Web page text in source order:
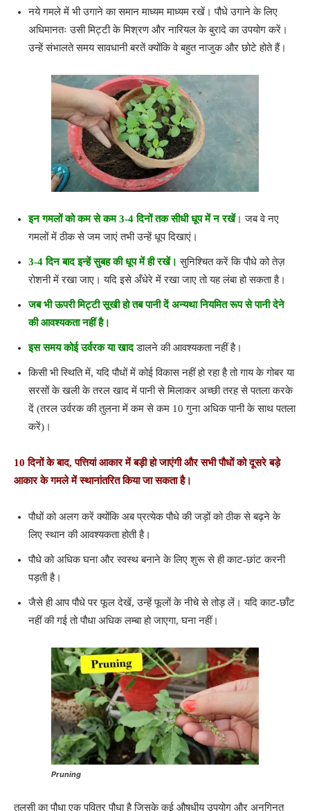
नये गमले में भी उगाने का समान माध्यम माध्यम रखें। पौधे उगाने के लिए
अधिमानतः उसी मिट्टी के मिश्रण और नारियल के बुरादे का उपयोग करें।
उन्हें संभालते समय सावधानी बरतें क्योंकि वे बहुत नाजुक और छोटे होते हैं।
इन गमलों को कम से कम 3-4 दिनों तक सीधी धूप में न रखें। जब वे नए
गमलों में ठीक से जम जाएं तभी उन्हें धूप दिखाएं।
3-4 दिन बाद इन्हें सुबह की धूप में ही रखें। सुनिश्चित करें कि पौधे को तेज़
रोशनी में रखा जाए। यदि इसे अँधेरे में रखा जाए तो यह लंबा हो सकता है।
जब भी ऊपरी मिट्टी सूखी हो तब पानी दें अन्यथा नियमित रूप से पानी देने
की आवश्यकता नहीं है।
इस समय कोई उर्वरक या खाद डालने की आवश्यकता नहीं है।
किसी भी स्थिति में, यदि पौधों में कोई विकास नहीं हो रहा है तो गाय के गोबर या
सरसों के खली के तरल खाद में पानी से मिलाकर अच्छी तरह से पतला करके
दें (तरल उर्वरक की तुलना में कम से कम 10 गुना अधिक पानी के साथ पतला
करें)।
10दिनों के बाद,पत्तियां आकार में बड़ी हो जाएंगी और सभी पौधों को दूसरे बड़े
आकार के गमले में स्थानांतरित किया जा सकता है।
पौधों को अलग करें क्योंकि अब प्रत्येक पौधे की जड़ों को ठीक से बढ़ने के
लिए स्थान की आवश्यकता होती है।
पौधे को अधिक घना और स्वस्थ बनाने के लिए शुरू से ही काट-छांट करनी
पड़ती है।
जैसे ही आप पौधे पर फूल देखें, उन्हें फूलों के नीचे से तोड़ लें। यदि काट-छाँट
नहीं की गई तो पौधा अधिक लम्बा हो जाएगा, घना नहीं।
Pruning
तुलसी का पौधा एक पवित्र पौधा है जिसके कई औषधीय उपयोग और अनगिनत